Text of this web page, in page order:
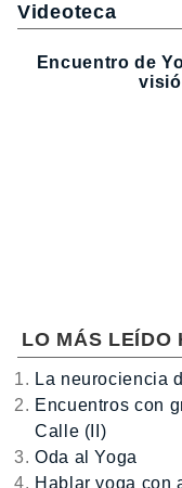
Videoteca
Encuentro de
LO MÁS LEÍDO
La neurociencia
Encuentros con
Calle (II)
Oda al Yoga
Hablar yoga con